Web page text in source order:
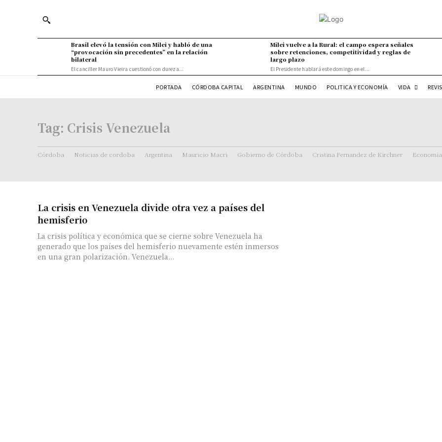
Brasil elevó la tensión con Milei y habló de una
“provocación sin precedentes” en la relación
bilateral
El canciller Mauro Vieira cuestionó con dureza...
Milei vuelve a la Rural: el campo espera señales
sobre retenciones, competitividad y reglas de
largo plazo
El Presidente hablará este domingo en el...
PORTADA CÓRDOBA CAPITAL ARGENTINA MUNDO POLITICA Y ECONOMÍA VIDA
Tag: Crisis Venezuela
Córdoba Noticias de cordoba Argentina Mauricio Macri Gobierno de Córdoba Cristina Fernandez de Kirchner Economía
La crisis en Venezuela divide otra vez a países del
hemisferio
La crisis política y económica que se cierne sobre Venezuela ha
generado que los países del hemisferio nuevamente estén inmersos
en una gran polarización. Venezuela...